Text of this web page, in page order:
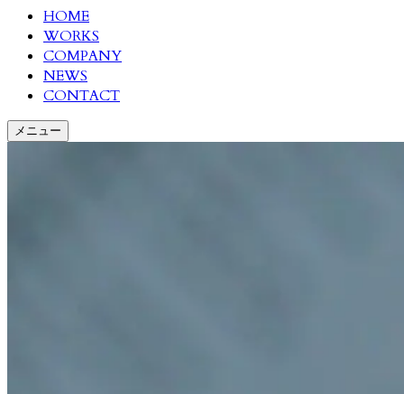
HOME
WORKS
COMPANY
NEWS
CONTACT
メニュー